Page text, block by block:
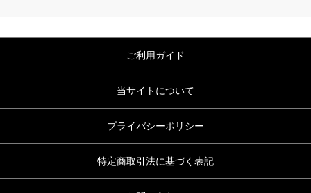
ご利用ガイド
当サイトについて
プライバシーポリシー
特定商取引法に基づく表記